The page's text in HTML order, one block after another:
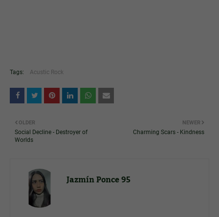
Tags: Acustic Rock
NEWER
Charming Scars - Kindness
OLDER
Social Decline - Destroyer of
Worlds
Jazmín Ponce 95